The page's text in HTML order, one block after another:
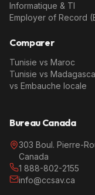
Informatique & TI
Employer of Record
Comparer
Tunisie vs Maroc
Tunisie vs
vs Embauche locale
Bureau Canada
303 Boul. Pierre-
Canada
1 888-802-2155
info@ccsav.ca